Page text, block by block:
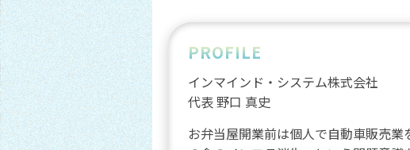
PROFILE
インマインド・システム株式会社
代表野口 真史
お弁当屋開業前は個人で自動車販売